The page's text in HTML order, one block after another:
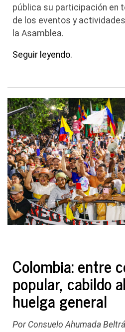
pública su participación en
de los eventos y
la Asamblea.
Seguir leyendo.
Colombia: entre
popular, cabildo
huelga general
Por Consuelo Ahumada